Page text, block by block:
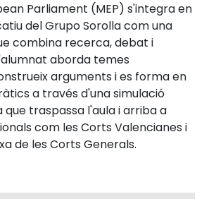
Parliament (MEP) s'integra en
del Grupo Sorolla com una
combina recerca, debat i
aborda temes
arguments i es forma en
a través d'una simulació
traspassa l'aula i arriba a
com les Corts Valencianes i
de les Corts Generals.